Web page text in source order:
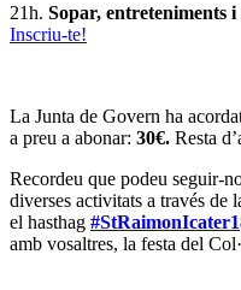
21h. Sopar, entreteniments
Inscriu-te!
La Junta de Govern ha
a preu a abonar: 30€. Resta
Recordeu que podeu seguir-
diverses activitats a través de
el hasthag #StRaimonIcater1
amb vosaltres, la festa del